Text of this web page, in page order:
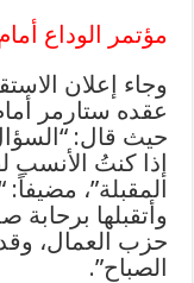
مؤتمر الوداع أمام “10 داونينغ
وجاء إعلان
عقده ستارمر
حيث قال:
إذا كنتُ الأنسب
المقبلة”،
وأتقبلها
حزب العمال،
الصباح”.